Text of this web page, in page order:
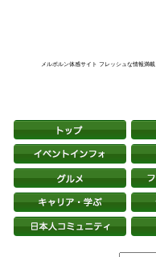
メルボルン体感サイト フレッシュな情報満載